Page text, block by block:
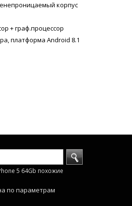
корпус
+ граф.процессор
платформа Android 8.1
5 64Gb похожие
по параметрам